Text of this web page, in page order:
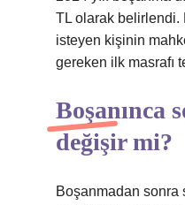
TL olarak belirlendi.
isteyen kişinin
gereken ilk masrafı
Boşanınca
değişir mi?
Boşanmadan sonra